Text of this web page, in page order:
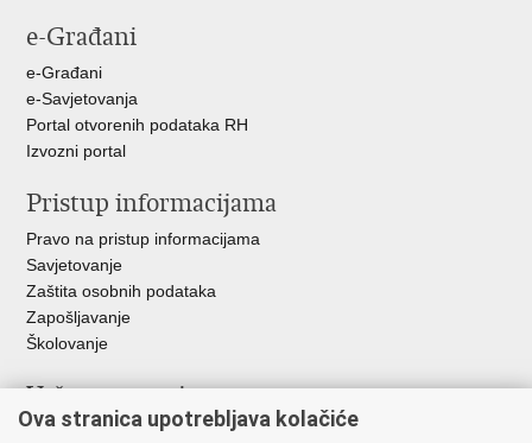
FacebookuTwitteru
e-Građani
e-Građani
e-Savjetovanja
Portal otvorenih podataka RH
Izvozni portal
Pristup informacijama
Pravo na pristup informacijama
Savjetovanje
Zaštita osobnih podataka
Zapošljavanje
Školovanje
Važne poveznice
Ministarstvo unutarnjih poslova
Ova stranica upotrebljava kolačiće